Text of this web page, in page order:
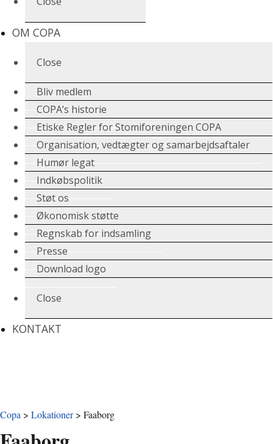
OM COPA
Close
Bliv medlem
COPA’s historie
Etiske Regler for Stomiforeningen COPA
Organisation, vedtægter og samarbejdsaftaler
Humør legat
Indkøbspolitik
Støt os
Økonomisk støtte
Regnskab for indsamling
Presse
Download logo
Close
KONTAKT
Copa > Lokationer> Faaborg